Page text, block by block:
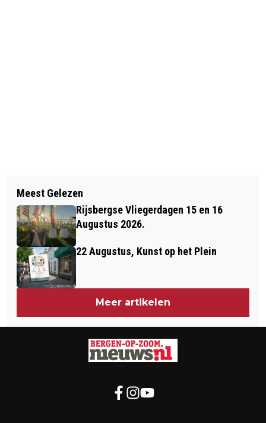
EXPOSITIE IN DE BEELDENTUIN VAN
PAULA WITHAGEN
‘MENNO’S REIS’ START MET
ONTHULLING REIZEND KUNSTWERK.
KUNSTWERK KOM OOK NAAR BERGEN
OP ZOOM
Meest Gelezen
Rijsbergse Vliegerdagen 15 en 16
Augustus 2026.
22 Augustus, Kunst op het Plein
Meer artikelen